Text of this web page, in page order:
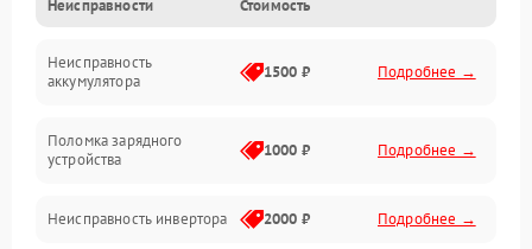
Работа с нагрузкой
Звук и индикация
Неисправности Стоимость
Неисправность
аккумулятора
1500 ₽ Подробнее →
Поломка зарядного
устройства
1000 ₽ Подробнее →
Неисправность инвертора 2000 ₽ Подробнее →